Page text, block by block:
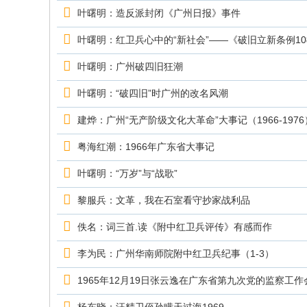
究
叶曙明：造反派封闭《广州日报》事件
叶曙明：红卫兵心中的“新社会”——《破旧立新条例
叶曙明：广州破四旧狂潮
叶曙明：“破四旧”时广州的改名风潮
建烨：广州“无产阶级文化大革命”大事记（1966-1976
粤海红潮：1966年广东省大事记
叶曙明：“万岁”与“战歌”
黎服兵：文革，我在石室看守抄家战利品
佚名：词三首.读《附中红卫兵评传》有感而作
李为民：广州华南师院附中红卫兵纪事（1-3）
1965年12月19日张云逸在广东省第九次党的监察工作